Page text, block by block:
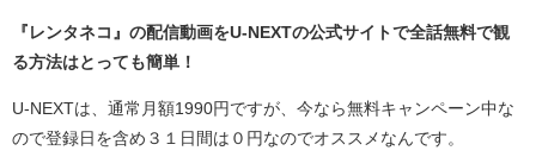
『レンタネコ』の配信動画をU-NEXTの公式サイトで全話無料で観
る方法はとっても簡単！
U-NEXTは、通常月額1990円ですが、今なら無料キャンペーン中な
ので登録日を含め３１日間は０円なのでオススメなんです。